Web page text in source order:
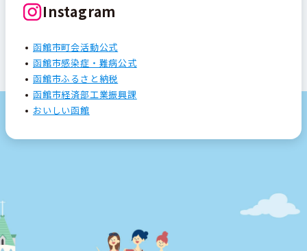
Instagram
函館市町会活動公式
函館市感染症・難病公式
函館市ふるさと納税
函館市経済部工業振興課
おいしい函館